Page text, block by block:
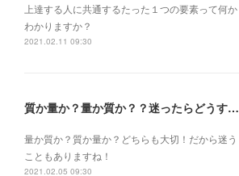
上達する人に共通するたった１つの要素って何か
わかりますか？
2021.02.11 09:30
質か量か？量か質か？？迷ったらどうする？？？
量か質か？ 質か量か？ どちらも大切！だから迷う
こともありますね！
2021.02.05 09:30